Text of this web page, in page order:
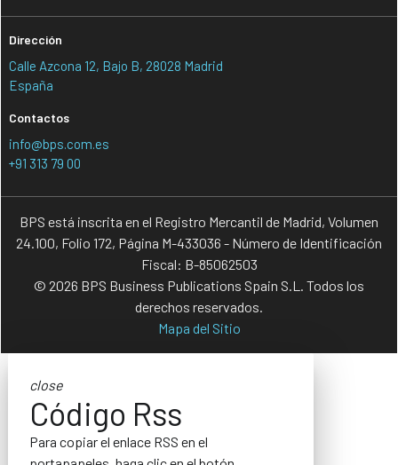
Dirección
Calle Azcona 12, Bajo B, 28028 Madrid
España
Contactos
info@bps.com.es
+91 313 79 00
BPS está inscrita en el Registro Mercantil de Madrid, Volumen
24.100, Folio 172, Página M-433036 - Número de Identificación
Fiscal: B-85062503
© 2026 BPS Business Publications Spain S.L. Todos los
derechos reservados.
Mapa del Sitio
close
Código Rss
Para copiar el enlace RSS en el